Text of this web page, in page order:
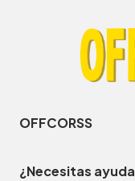
OFFCORSS
¿Necesitas